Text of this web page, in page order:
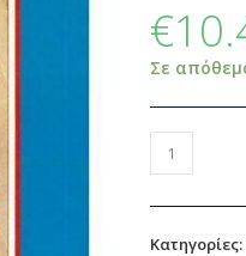
€
Σε
Κατηγορίες: